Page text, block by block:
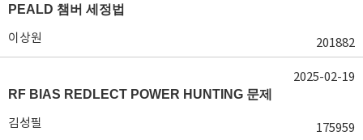
PEALD 챔버 세정법
이상원 201882
RF BIAS REDLECT POWER HUNTING 문제
김성필 175959
2025-02-19